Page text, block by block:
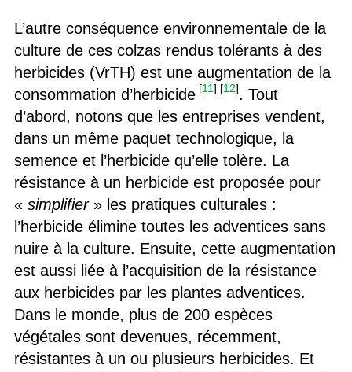
L’autre conséquence environnementale de la
culture de ces colzas rendus tolérants à des
herbicides (VrTH) est une augmentation de la
consommation d’herbicide [11] [12]. Tout
d’abord, notons que les entreprises vendent,
dans un même paquet technologique, la
semence et l’herbicide qu’elle tolère. La
résistance à un herbicide est proposée pour
« simplifier» les pratiques culturales :
l’herbicide élimine toutes les adventices sans
nuire à la culture. Ensuite, cette augmentation
est aussi liée à l’acquisition de la résistance
aux herbicides par les plantes adventices.
Dans le monde, plus de 200 espèces
végétales sont devenues, récemment,
résistantes à un ou plusieurs herbicides. Et